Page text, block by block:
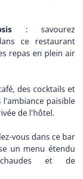
: savourez
ce restaurant
repas en plein air
des cocktails et
l'ambiance paisible
de l'hôtel.
vous dans ce bar
un menu étendu
et de